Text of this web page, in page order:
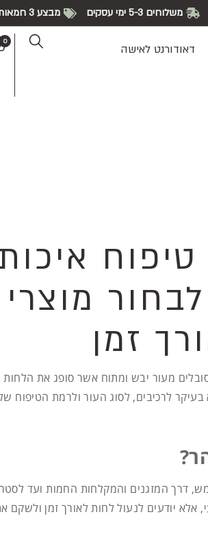
משלוחים 5-3 ימי עסקים מבצע 3 חמאות ב350 ש"ח + דאודורנט מתנה!
דאודורנט לאישה
0
טיפוח
זמן
מעור יבש ומתוח אשר סופג את
לרכיבים, לסוג העור ולרמת הטיפוח
דרך המזגנים והמקלחות החמות ועד
אלא יודעים לנעול לחות לאורך זמן ולשקם